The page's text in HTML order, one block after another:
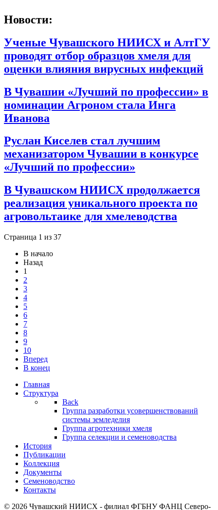
Новости:
Ученые Чувашского НИИСХ и АлтГУ
проводят отбор образцов хмеля для
оценки влияния вирусных инфекций
В Чувашии «Лучший по профессии» в
номинации Агроном стала Инга
Иванова
Руслан Киселев стал лучшим
механизатором Чувашии в конкурсе
«Лучший по профессии»
В Чувашском НИИСХ продолжается
реализация уникального проекта по
агровольтаике для хмелеводства
Страница 1 из 37
В начало
Назад
1
2
3
4
5
6
7
8
9
10
Вперед
В конец
Главная
Структура
Back
Группа разработки усовершенствований
системы земледелия
Группа агротехники хмеля
Группа селекции и семеноводства
История
Публикации
Коллекция
Документы
Семеноводство
Контакты
© 2026 Чувашский НИИСХ - филиал ФГБНУ ФАНЦ Северо-